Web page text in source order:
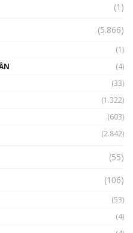
(1)
(5.866)
(1)
(4)
(33)
(1.322)
(603)
(2.842)
(55)
(106)
(53)
(4)